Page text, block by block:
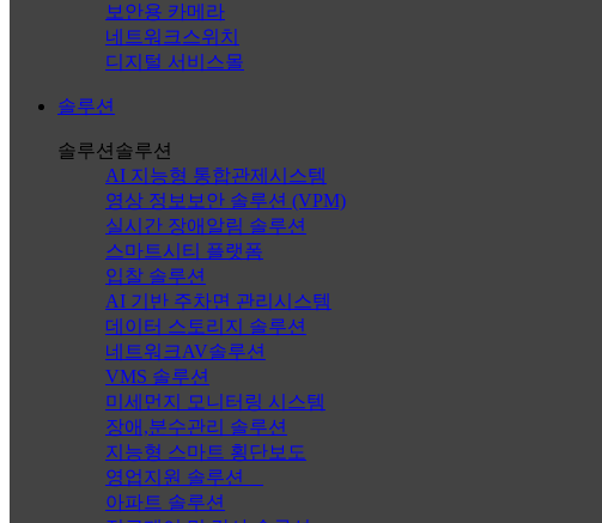
보안용 카메라
네트워크스위치
디지털 서비스몰
솔루션
솔루션 솔루션
AI 지능형 통합관제시스템
영상 정보보안 솔루션 (VPM)
실시간 장애알림 솔루션
스마트시티 플랫폼
입찰 솔루션
AI 기반 주차면 관리시스템
데이터 스토리지 솔루션
네트워크AV솔루션
VMS 솔루션
미세먼지 모니터링 시스템
장애,분수관리 솔루션
지능형 스마트 횡단보도
영업지원 솔루션
아파트 솔루션